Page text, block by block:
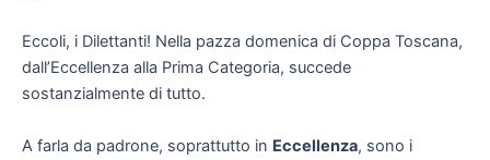
Eccoli, i Dilettanti! Nella pazza domenica di Coppa Toscana,
dall’Eccellenza alla Prima Categoria, succede
sostanzialmente di tutto.
A farla da padrone, soprattutto in Eccellenza, sono i